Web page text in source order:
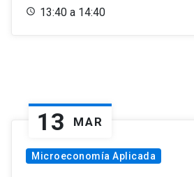
13:40 a 14:40
13 MAR
Microeconomía Aplicada